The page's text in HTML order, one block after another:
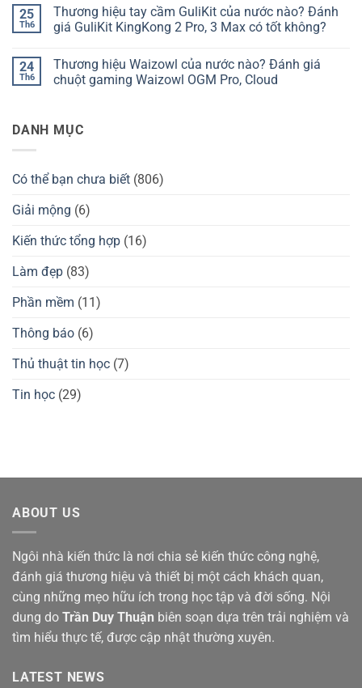
nào?
Đánh
giá
có
tốt
không?
bàn
phím
Kzzi
nào?
Đánh
giá
tốt
không?
bình
luận
ở
Darmoshark
của
nước
chuột
Darmoshark
25
Th6
Thương hiệu tay cầm GuliKit của nước nào? Đánh
giá GuliKit KingKong 2 Pro, 3 Max có tốt không?
bình
luận
ở
cầm
GuliKit
Đánh
KingKong
3
tốt
24
Th6
Thương hiệu Waizowl của nước nào? Đánh giá
chuột gaming Waizowl OGM Pro, Cloud
luận
ở
của
Đánh
gaming
OGM
Pro,
DANH MỤC
Có thể bạn chưa biết (806)
Giải mộng (6)
Kiến thức tổng hợp (16)
Làm đẹp (83)
Phần mềm (11)
Thông báo (6)
Thủ thuật tin học (7)
Tin học (29)
ABOUT US
Ngôi nhà kiến thức là nơi chia sẻ kiến thức công nghệ,
đánh giá thương hiệu và thiết bị một cách khách quan,
cùng những mẹo hữu ích trong học tập và đời sống. Nội
dung do Trần Duy Thuận biên soạn dựa trên trải nghiệm và
tìm hiểu thực tế, được cập nhật thường xuyên.
LATEST NEWS